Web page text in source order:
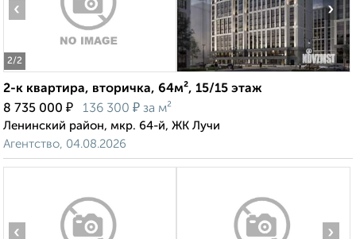
2/2
‹ ›
2-к квартира, вторичка, 64м², 15/15 этаж
8 735 000 ₽ 136 300 ₽ за м²
Ленинский район, мкр. 64-й, ЖК Лучи
Агентство, 04.08.2026
‹ ›